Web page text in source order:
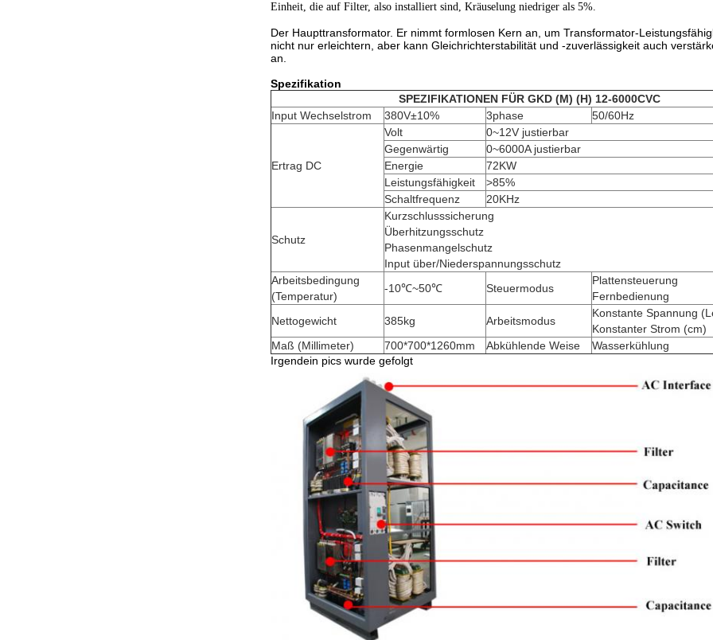
Einheit, die auf Filter, also installiert sind, Kräuselung niedriger als 5%.
Der Haupttransformator. Er nimmt formlosen Kern an, um Transformator-
nicht nur erleichtern, aber kann Gleichrichterstabilität und -zuverlässigkeit auch
an.
Spezifikation
SPEZIFIKATIONEN FÜR GKD (M) (H) 12-6000CVC
Input Wechselstrom
380V±10% 3phase 50/60Hz
Ertrag DC
Volt
0~12V justierbar
Gegenwärtig
0~6000A justierbar
Energie
72KW
Leistungsfähigkeit
>85%
Schaltfrequenz
20KHz
Schutz
Kurzschlusssicherung
Überhitzungsschutz
Phasenmangelschutz
Input über/Niederspannungsschutz
Arbeitsbedingung
(Temperatur)
-10℃~50℃ Steuermodus
Plattensteuerung
Fernbedienung
Nettogewicht
385kg Arbeitsmodus
Konstante Spannung
Konstanter Strom (cm)
Maß (Millimeter)
700*700*1260mm Abkühlende Weise
Wasserkühlung
Irgendein pics wurde gefolgt